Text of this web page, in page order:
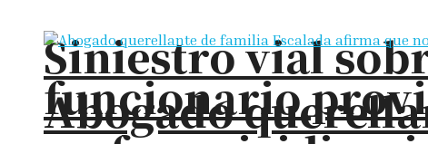
Siniestro vial
funcionario
Abogado